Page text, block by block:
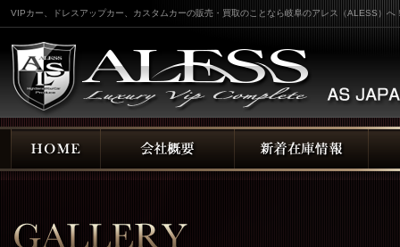
VIPカー、ドレスアップカー、カスタムカーの販売・買取のことなら岐阜のアレス（ALESS）へ